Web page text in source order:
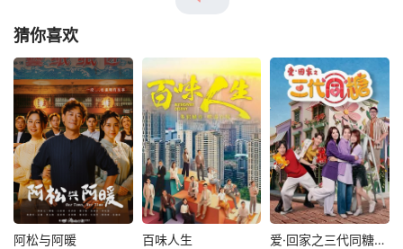
猜你喜欢
阿松与阿暖 百味人生 爱·回家之三代同糖国语